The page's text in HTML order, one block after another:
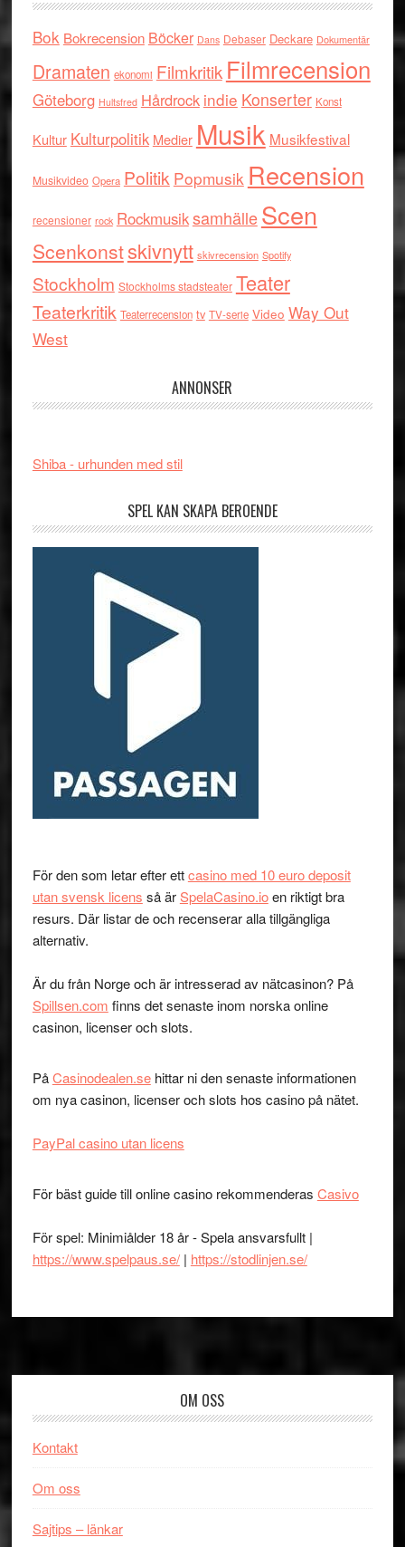
Bok Bokrecension Böcker Dans Debaser Deckare Dokumentär
Dramaten ekonomi Filmkritik Filmrecension
Göteborg Hultsfred Hårdrock indie Konserter Konst
Kultur Kulturpolitik Medier Musik Musikfestival
Musikvideo Opera Politik Popmusik Recension
recensioner rock RockmusiksamhälleScen
Scenkonstskivnytt skivrecension Spotify
Stockholm Stockholms stadsteater Teater
Teaterkritik Teaterrecension tv TV-serie Video Way Out
West
ANNONSER
Shiba - urhunden med stil
SPEL KAN SKAPA BEROENDE
För den som letar efter ettcasino med 10 euro deposit
utan svensk licens så ärSpelaCasino.ioen riktigt bra
resurs. Där listar de och recenserar alla tillgängliga
alternativ.
Är du från Norge och är intresserad av nätcasinon? På
Spillsen.com finns det senaste inom norska online
casinon, licenser och slots.
PåCasinodealen.sehittar ni den senaste informationen
om nya casinon, licenser och slots hos casino på nätet.
PayPal casino utan licens
För bäst guide till online casino rekommenderas Casivo
För spel: Minimiålder 18 år - Spela ansvarsfullt |
https://www.spelpaus.se/| https://stodlinjen.se/
OM OSS
Kontakt
Om oss
Sajtips – länkar